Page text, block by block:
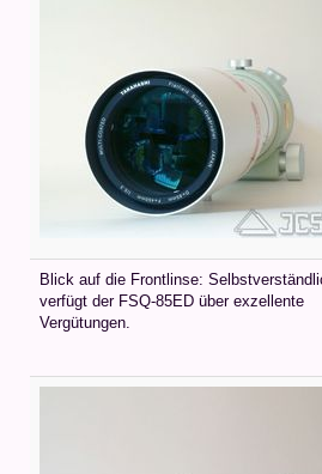
Blick auf die Frontlinse:
verfügt der FSQ-85ED über exzellente
Vergütungen.